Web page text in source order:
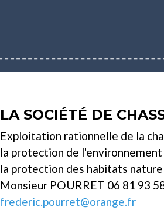
LA SOCIÉTÉ DE
Exploitation rationnelle de la
la protection de
la protection des habitats
Monsieur POURRET 06 81 93
frederic.pourret@orange.fr